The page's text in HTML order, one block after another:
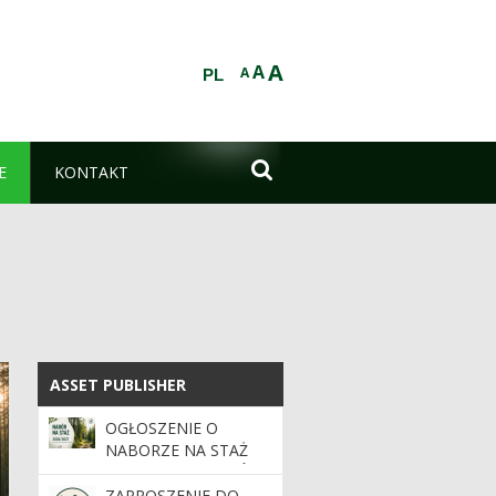
AAA
PL
KONTAKT 
ASSET PUBLISHER
ASSET PUBLISHER
OGŁOSZENIE O
NABORZE NA STAŻ
DLA ABSOLWENTÓW